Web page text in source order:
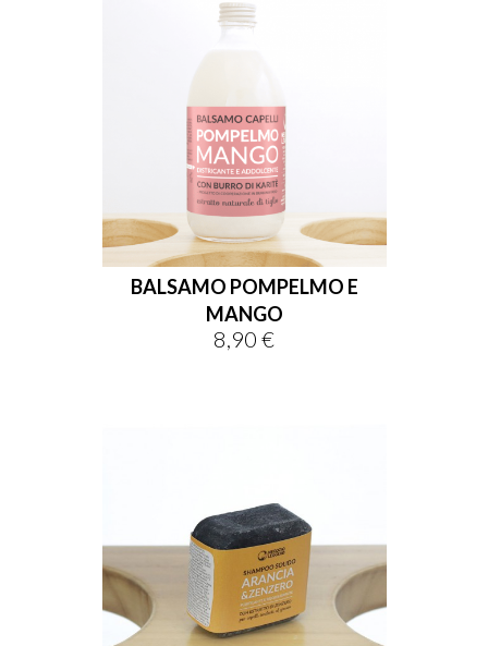
BALSAMO POMPELMO E
MANGO
Prezzo
8,90 €